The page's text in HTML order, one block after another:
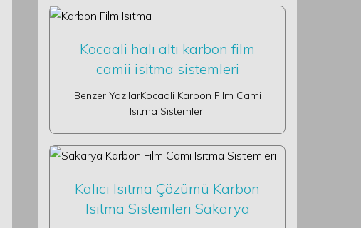
Kocaali halı altı karbon film
camii isitma sistemleri
Benzer YazılarKocaali Karbon Film Cami
Isıtma Sistemleri
Kalıcı Isıtma Çözümü Karbon
Isıtma Sistemleri Sakarya